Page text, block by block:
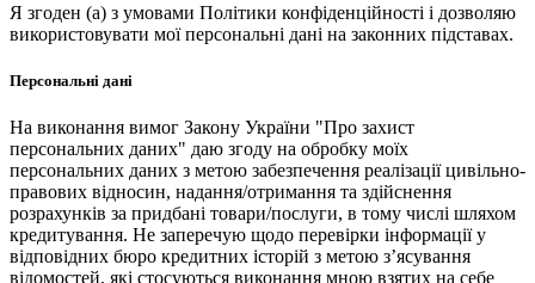
Я згоден (а) з умовами Політики конфіденційності і дозволяю
використовувати мої персональні дані на законних підставах.
Персональні дані
На виконання вимог Закону України "Про захист
персональних даних" даю згоду на обробку моїх
персональних даних з метою забезпечення реалізації цивільно-
правових відносин, надання/отримання та здійснення
розрахунків за придбані товари/послуги, в тому числі шляхом
кредитування. Не заперечую щодо перевірки інформації у
відповідних бюро кредитних історій з метою з’ясування
відомостей, які стосуються виконання мною взятих на себе